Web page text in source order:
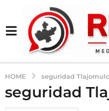
HOME seguridad
seguridad